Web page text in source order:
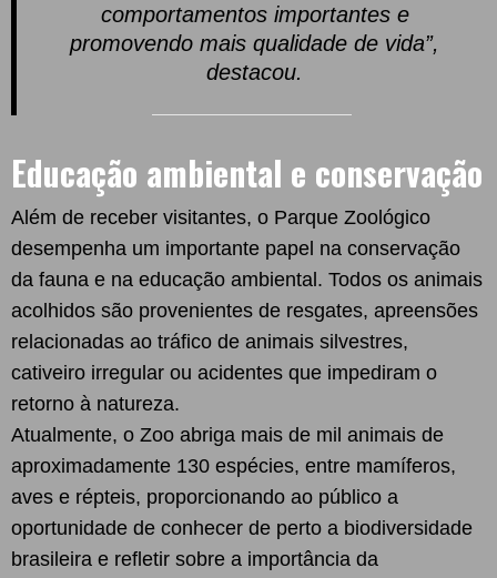
comportamentos importantes e
promovendo mais qualidade de vida”,
destacou.
Educação ambiental e conservação
Além de receber visitantes, o Parque Zoológico
desempenha um importante papel na conservação
da fauna e na educação ambiental. Todos os animais
acolhidos são provenientes de resgates, apreensões
relacionadas ao tráfico de animais silvestres,
cativeiro irregular ou acidentes que impediram o
retorno à natureza.
Atualmente, o Zoo abriga mais de mil animais de
aproximadamente 130 espécies, entre mamíferos,
aves e répteis, proporcionando ao público a
oportunidade de conhecer de perto a biodiversidade
brasileira e refletir sobre a importância da